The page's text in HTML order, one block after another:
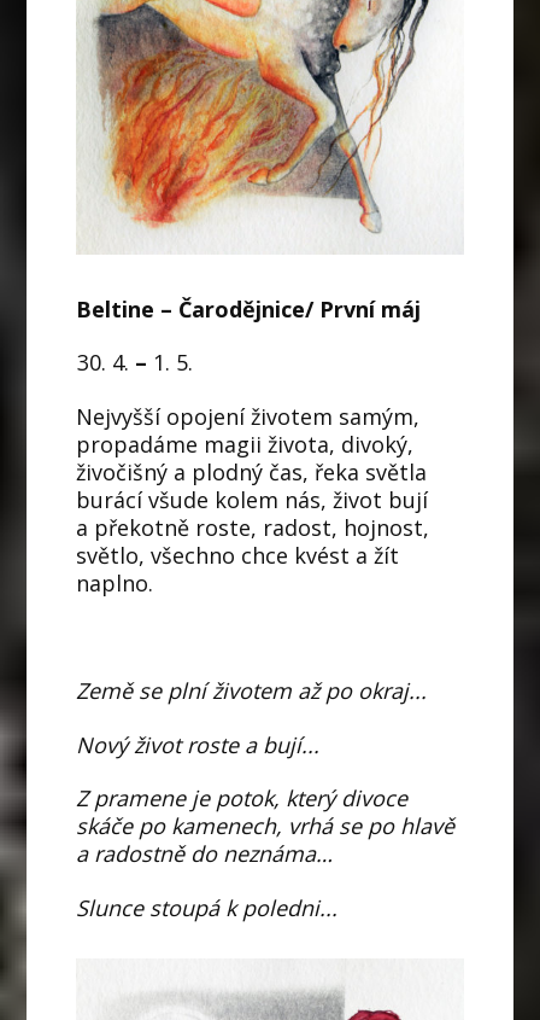
Beltine – Čarodějnice/ První máj
4. – 1. 5.
Nejvyšší opojení životem samým,
propadáme magii života, divoký,
živočišný a plodný čas, řeka světla
burácí všude kolem nás, život bují
a překotně roste, radost, hojnost,
světlo, všechno chce kvést a žít
naplno.
Země se plní životem až po okraj...
Nový život roste a bují...
Z pramene je potok, který divoce
skáče po kamenech, vrhá se po hlavě
a radostně do neznáma…
Slunce stoupá k poledni...